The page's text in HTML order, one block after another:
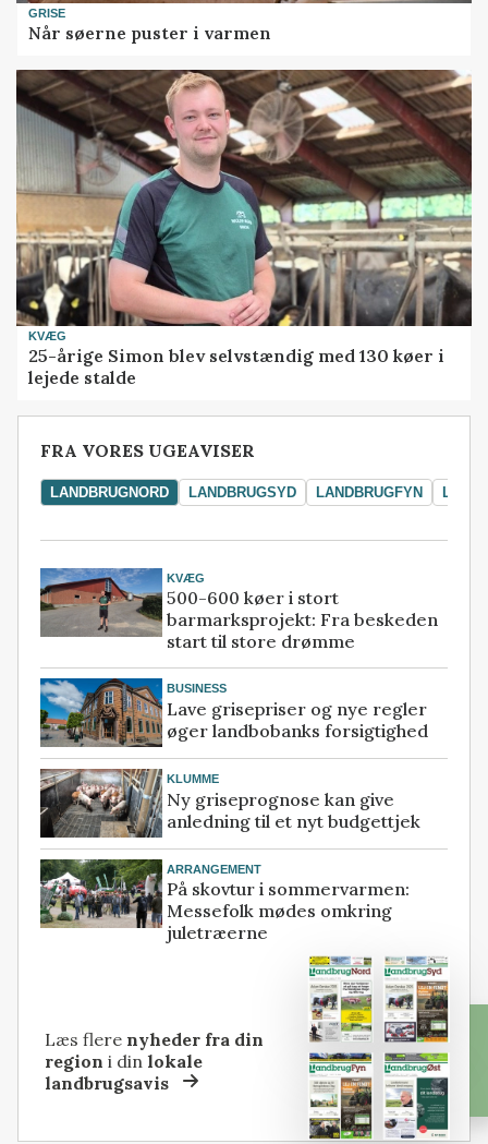
GRISE
Når søerne puster i varmen
KVÆG
25-årige Simon blev selvstændig med 130 køer i
lejede stalde
FRA VORES UGEAVISER
LANDBRUGNORD LANDBRUGSYD LANDBRUGFYN
KVÆG
500-600 køer i stort
barmarksprojekt: Fra beskeden
start til store drømme
BUSINESS
Lave grisepriser og nye regler
øger landbobanks forsigtighed
KLUMME
Ny griseprognose kan give
anledning til et nyt budgettjek
ARRANGEMENT
På skovtur i sommervarmen:
Messefolk mødes omkring
juletræerne
Læs flere nyheder fra din
region i dinlokale
landbrugsavis